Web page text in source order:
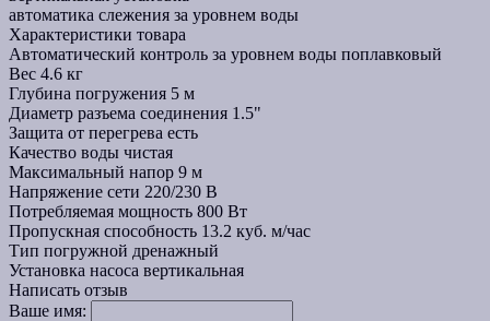
автоматика слежения за уровнем воды
Характеристики товара
Автоматический контроль за уровнем воды поплавковый
Вес 4.6 кг
Глубина погружения 5 м
Диаметр разъема соединения 1.5"
Защита от перегрева есть
Качество воды чистая
Максимальный напор 9 м
Напряжение сети 220/230 В
Потребляемая мощность 800 Вт
Пропускная способность 13.2 куб. м/час
Тип погружной дренажный
Установка насоса вертикальная
Написать отзыв
Ваше имя: